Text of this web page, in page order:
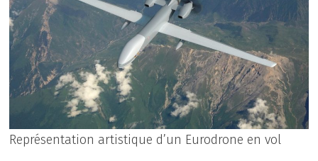
Représentation artistique d’un Eurodrone en vol